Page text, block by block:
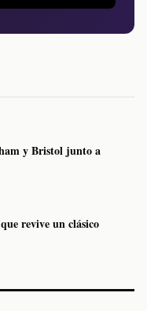
y Bristol junto a
revive un clásico